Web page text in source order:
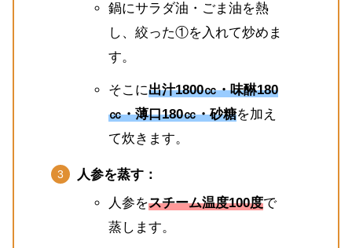
鍋にサラダ油・ごま油を熱
し、絞った①を入れて炒めま
す。
そこに出汁1800㏄・味醂180
㏄・薄口180㏄・砂糖を加え
て炊きます。
人参を蒸す：
人参をスチーム温度100度で
蒸します。